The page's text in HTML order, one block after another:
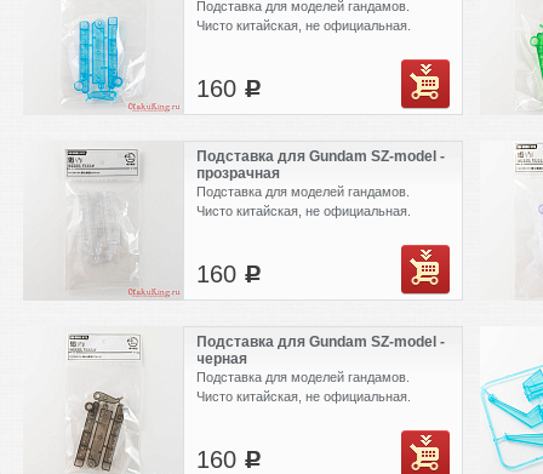
Подставка для моделей гандамов.
Чисто китайская, не официальная.
160 c
Подставка для Gundam SZ-model -
прозрачная
Подставка для моделей гандамов.
Чисто китайская, не официальная.
160 c
Подставка для Gundam SZ-model -
черная
Подставка для моделей гандамов.
Чисто китайская, не официальная.
160 c